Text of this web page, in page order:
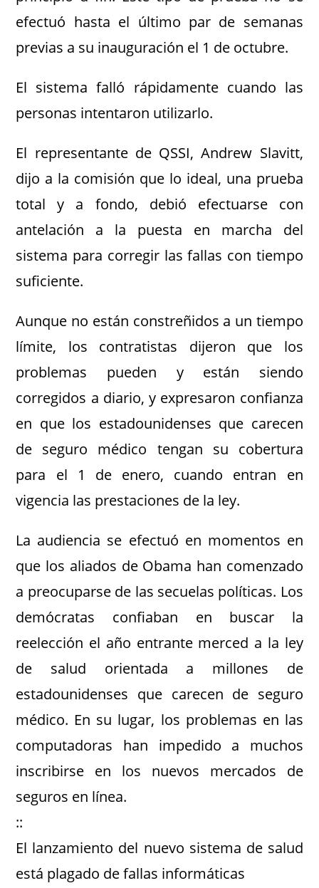
efectuó hasta el último par de semanas
previas a su inauguración el 1 de octubre.
El sistema falló rápidamente cuando las
personas intentaron utilizarlo.
El representante de QSSI, Andrew Slavitt,
dijo a la comisión que lo ideal, una prueba
total y a fondo, debió efectuarse con
antelación a la puesta en marcha del
sistema para corregir las fallas con tiempo
suficiente.
Aunque no están constreñidos a un tiempo
límite, los contratistas dijeron que los
problemas pueden y están siendo
corregidos a diario, y expresaron confianza
en que los estadounidenses que carecen
de seguro médico tengan su cobertura
para el 1 de enero, cuando entran en
vigencia las prestaciones de la ley.
La audiencia se efectuó en momentos en
que los aliados de Obama han comenzado
a preocuparse de las secuelas políticas. Los
demócratas confiaban en buscar la
reelección el año entrante merced a la ley
de salud orientada a millones de
estadounidenses que carecen de seguro
médico. En su lugar, los problemas en las
computadoras han impedido a muchos
inscribirse en los nuevos mercados de
seguros en línea.
::
El lanzamiento del nuevo sistema de salud
está plagado de fallas informáticas